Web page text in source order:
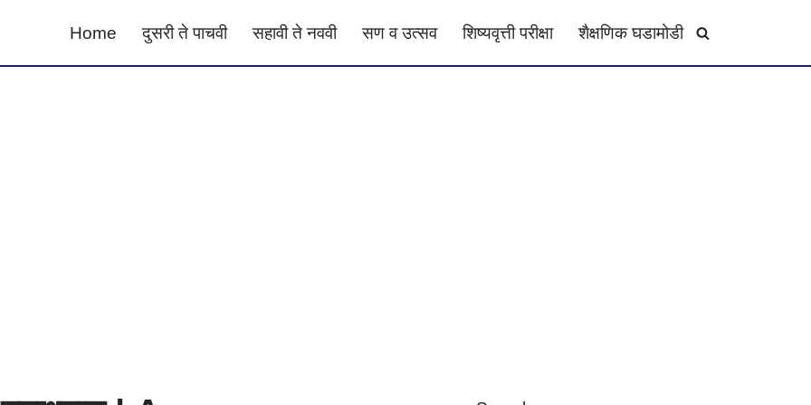
Home दुसरी ते पाचवी सहावी ते नववी सण व उत्सव शिष्यवृत्ती परीक्षा शैक्षणिक घडामोडी